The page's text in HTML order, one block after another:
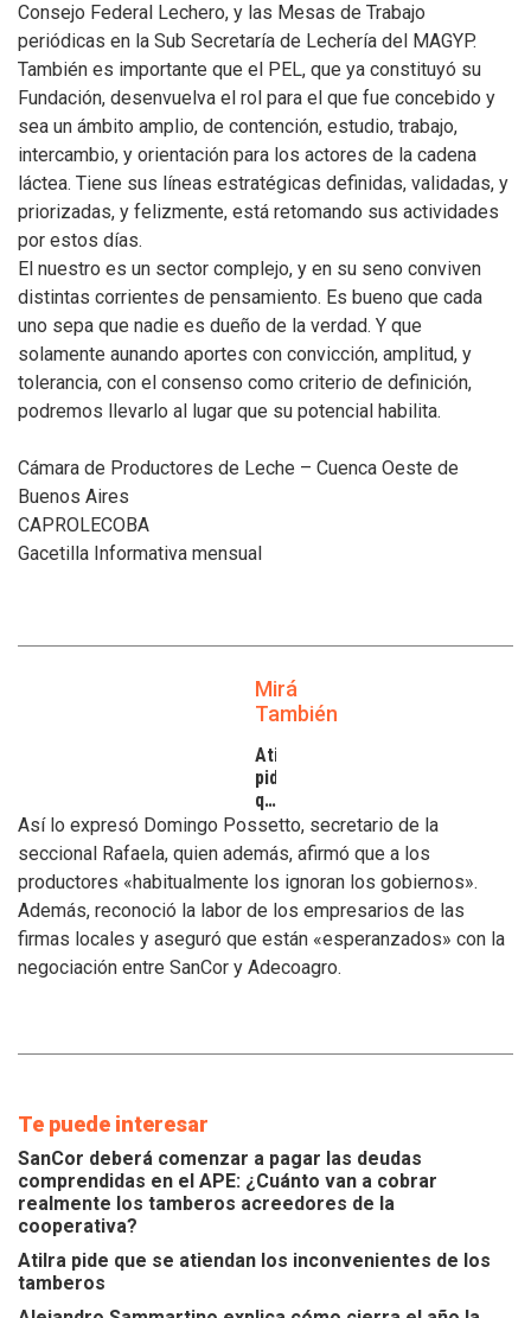
Consejo Federal Lechero, y las Mesas de Trabajo
periódicas en la Sub Secretaría de Lechería del MAGYP.
También es importante que el PEL, que ya constituyó su
Fundación, desenvuelva el rol para el que fue concebido y
sea un ámbito amplio, de contención, estudio, trabajo,
intercambio, y orientación para los actores de la cadena
láctea. Tiene sus líneas estratégicas definidas, validadas, y
priorizadas, y felizmente, está retomando sus actividades
por estos días.
El nuestro es un sector complejo, y en su seno conviven
distintas corrientes de pensamiento. Es bueno que cada
uno sepa que nadie es dueño de la verdad. Y que
solamente aunando aportes con convicción, amplitud, y
tolerancia, con el consenso como criterio de definición,
podremos llevarlo al lugar que su potencial habilita.
Cámara de Productores de Leche – Cuenca Oeste de
Buenos Aires
CAPROLECOBA
Gacetilla Informativa mensual
Mirá
También
Atilra
pide
que
se
atiendan
los
inconvenientes
de
los
tamberos
Así lo expresó Domingo Possetto, secretario de la
seccional Rafaela, quien además, afirmó que a los
productores «habitualmente los ignoran los gobiernos».
Además, reconoció la labor de los empresarios de las
firmas locales y aseguró que están «esperanzados» con la
negociación entre SanCor y Adecoagro.
Te puede interesar
SanCor deberá comenzar a pagar las deudas
comprendidas en el APE: ¿Cuánto van a cobrar
realmente los tamberos acreedores de la
cooperativa?
Atilra pide que se atiendan los inconvenientes de los
tamberos